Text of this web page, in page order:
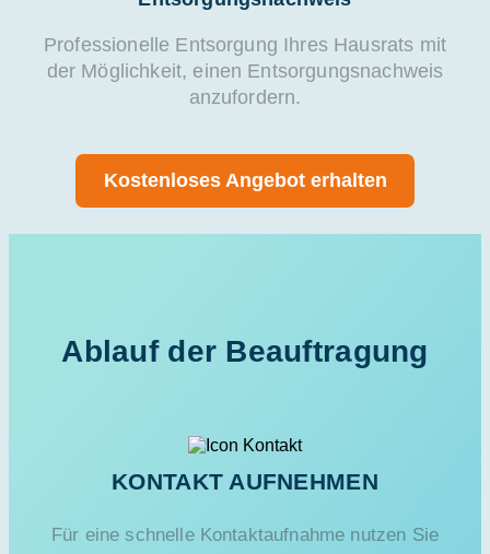
Professionelle Entsorgung Ihres Hausrats mit
der Möglichkeit, einen Entsorgungsnachweis
anzufordern.
Kostenloses Angebot erhalten
Ablauf der Beauftragung
KONTAKT AUFNEHMEN
Für eine schnelle Kontaktaufnahme nutzen Sie